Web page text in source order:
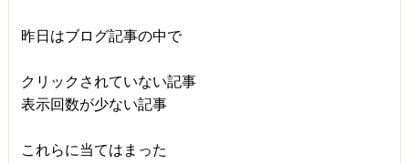
昨日はブログ記事の中で
クリックされていない記事
表示回数が少ない記事
これらに当てはまった